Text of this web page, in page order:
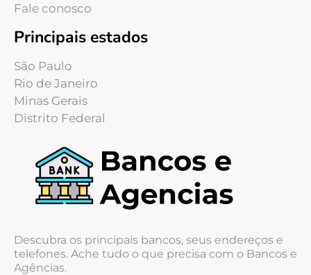
Fale conosco
Principais estados
São Paulo
Rio de Janeiro
Minas Gerais
Distrito Federal
Descubra os principais bancos, seus endereços e
telefones. Ache tudo o que precisa com o Bancos e
Agências.